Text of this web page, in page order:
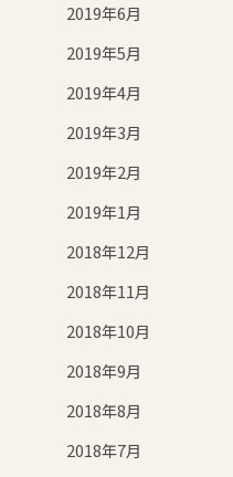
2019年6月
2019年5月
2019年4月
2019年3月
2019年2月
2019年1月
2018年12月
2018年11月
2018年10月
2018年9月
2018年8月
2018年7月